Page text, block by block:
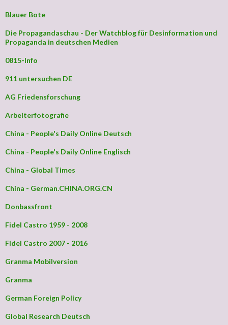
Blauer Bote
Die Propagandaschau - Der Watchblog für Desinformation und
Propaganda in deutschen Medien
0815-Info
911 untersuchen DE
AG Friedensforschung
Arbeiterfotografie
China - People's Daily Online Deutsch
China - People's Daily Online Englisch
China - Global Times
China - German.CHINA.ORG.CN
Donbassfront
Fidel Castro 1959 - 2008
Fidel Castro 2007 - 2016
Granma Mobilversion
Granma
German Foreign Policy
Global Research Deutsch